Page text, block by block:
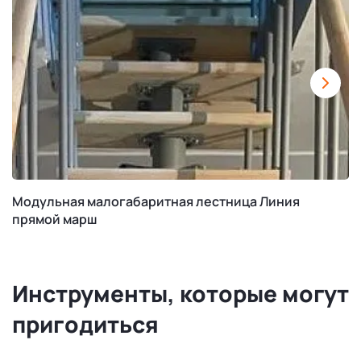
Модульная малогабаритная лестница Линия
прямой марш
Инструменты, которые могут
пригодиться